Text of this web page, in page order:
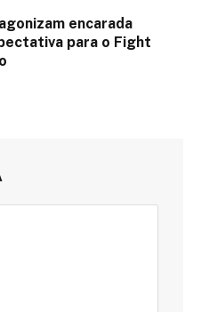
encarada
para o Fight